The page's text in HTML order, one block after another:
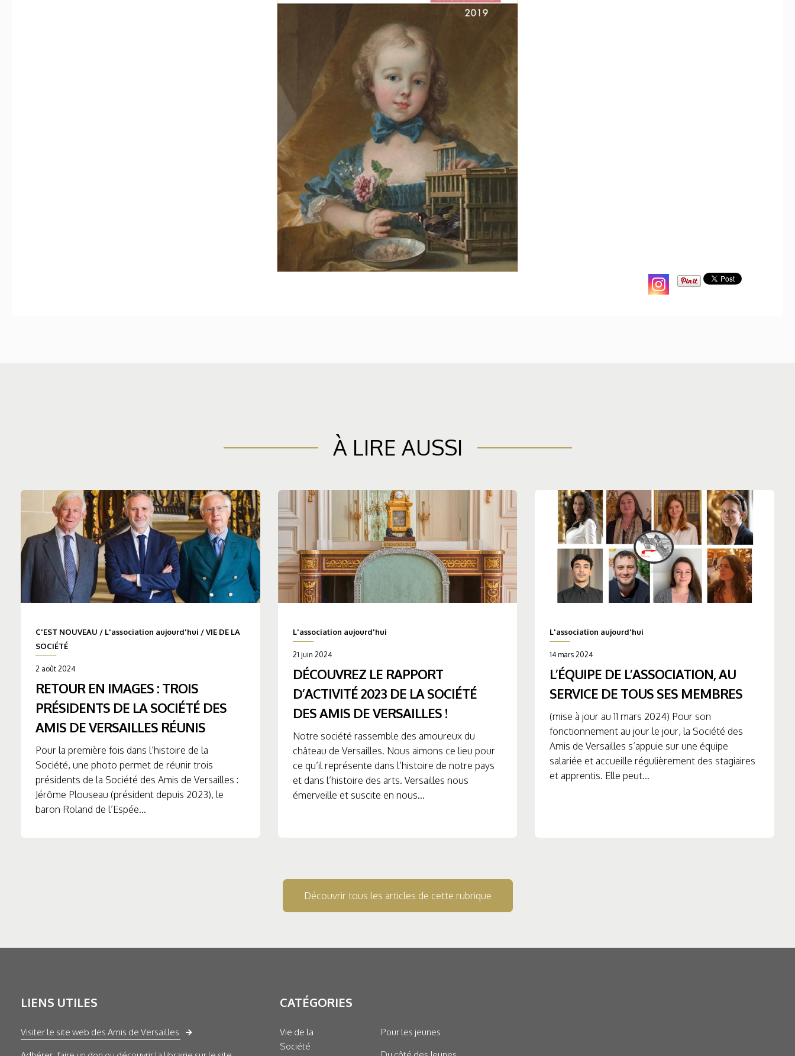
À LIRE AUSSI
C'EST NOUVEAU / L'association aujourd'hui /VIE DE LA
SOCIÉTÉ
2 août 2024
RETOUR EN IMAGES : TROIS
PRÉSIDENTS DE LA SOCIÉTÉ DES
AMIS DE VERSAILLES RÉUNIS
Pour la première fois dans l’histoire de la
Société, une photo permet de réunir trois
présidents de la Société des Amis de Versailles :
Jérôme Plouseau (président depuis 2023), le
baron Roland de l’Espée...
L'association aujourd'hui
21 juin 2024
DÉCOUVREZ LE RAPPORT
D’ACTIVITÉ 2023 DE LA SOCIÉTÉ
DES AMIS DE VERSAILLES !
Notre société rassemble des amoureux du
château de Versailles. Nous aimons ce lieu pour
ce qu’il représente dans l’histoire de notre pays
et dans l’histoire des arts. Versailles nous
émerveille et suscite en nous...
L'association aujourd'hui
14 mars 2024
L’ÉQUIPE DE L’ASSOCIATION, AU
SERVICE DE TOUS SES MEMBRES
(mise à jour au 11 mars 2024) Pour son
fonctionnement au jour le jour, la Société des
Amis de Versailles s’appuie sur une équipe
salariée et accueille régulièrement des stagiaires
et apprentis. Elle peut...
Découvrir tous les articles de cette rubrique
LIENS UTILES
Visiter le site web des Amis de Versailles
CATÉGORIES
Vie de la
Société
Pour les jeunes